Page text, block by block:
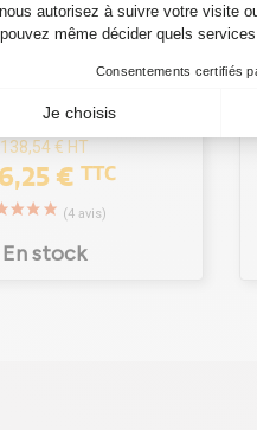
POUR NISSAN
1.5 DCI 110 CV -
138,54 € HT
€ TTC
En stock